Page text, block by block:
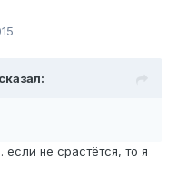
если не срастётся, то я